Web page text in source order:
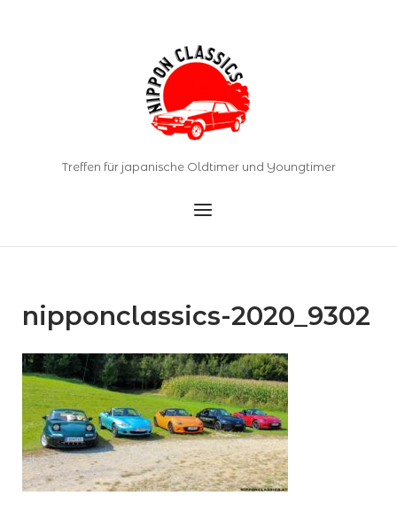
Treffen für japanische Oldtimer und Youngtimer
Menu
nipponclassics-2020_9302